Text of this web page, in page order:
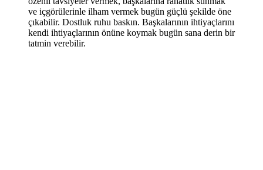
ve içgörülerinle ilham vermek bugün güçlü şekilde öne
çıkabilir. Dostluk ruhu baskın. Başkalarının ihtiyaçlarını
kendi ihtiyaçlarının önüne koymak bugün sana derin bir
tatmin verebilir.